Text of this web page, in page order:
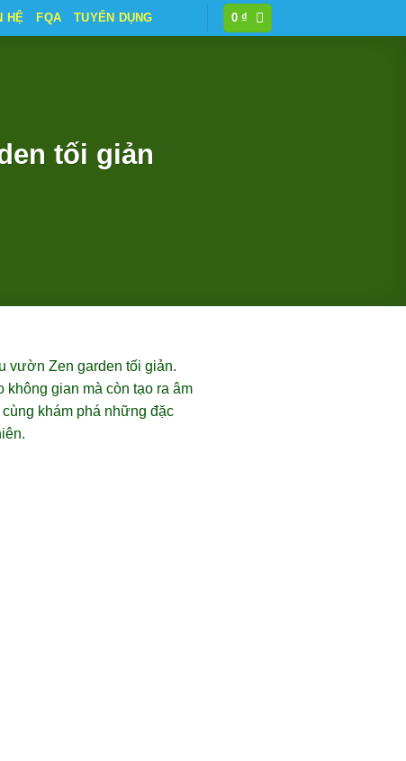
HỆ FQA TUYỂN DỤNG 0₫
tối giản
vườn Zen garden tối giản.
gian mà còn tạo ra âm
khám phá những đặc